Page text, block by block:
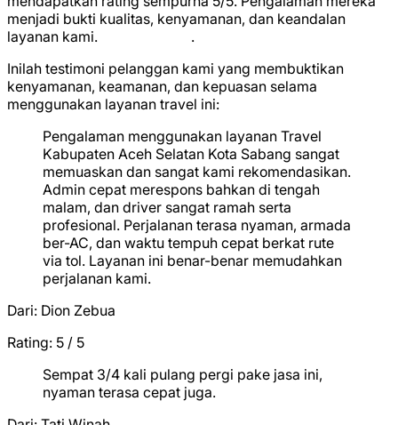
menjadi bukti kualitas, kenyamanan, dan keandalan
layanan kami.
.
Inilah testimoni pelanggan kami yang membuktikan
kenyamanan, keamanan, dan kepuasan selama
menggunakan layanan travel ini:
Pengalaman menggunakan layanan Travel
Kabupaten Aceh Selatan Kota Sabang sangat
memuaskan dan sangat kami rekomendasikan.
Admin cepat merespons bahkan di tengah
malam, dan driver sangat ramah serta
profesional. Perjalanan terasa nyaman, armada
ber-AC, dan waktu tempuh cepat berkat rute
via tol. Layanan ini benar-benar memudahkan
perjalanan kami.
Dari: Dion Zebua
Rating: 5 / 5
Sempat 3/4 kali pulang pergi pake jasa ini,
nyaman terasa cepat juga.